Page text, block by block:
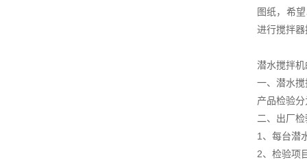
图纸，希
进行搅拌
潜水搅拌
一、潜水
产品检验
二、出厂检
1、每台潜
2、检验项